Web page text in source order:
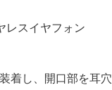
レスイヤフォン
着し、開口部を耳穴